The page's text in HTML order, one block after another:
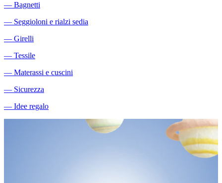
― Bagnetti
― Seggioloni e rialzi sedia
― Girelli
― Tessile
― Materassi e cuscini
― Sicurezza
― Idee regalo